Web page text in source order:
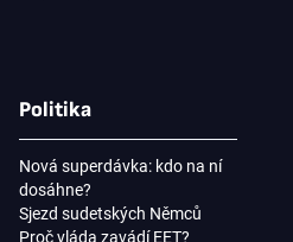
Politika
Nová superdávka: kdo na ní
dosáhne?
Sjezd sudetských Němců
Proč vláda zavádí EET?